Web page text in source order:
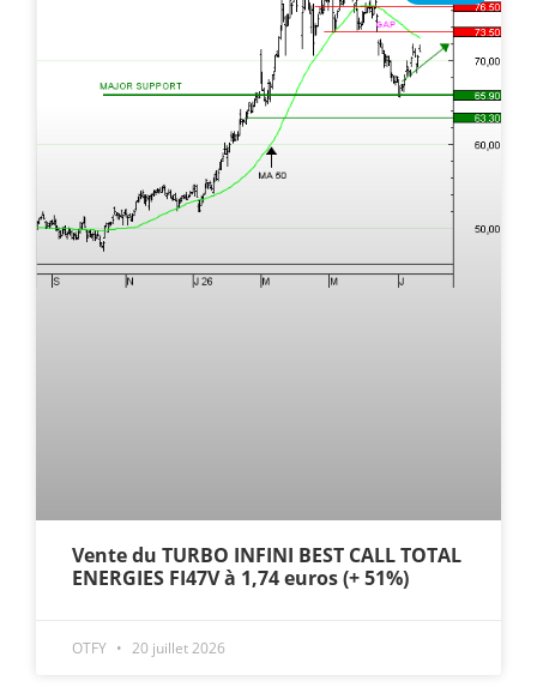
Vente du TURBO INFINI BEST CALL TOTAL
ENERGIES FI47V à 1,74 euros (+ 51%)
OTFY 20 juillet 2026